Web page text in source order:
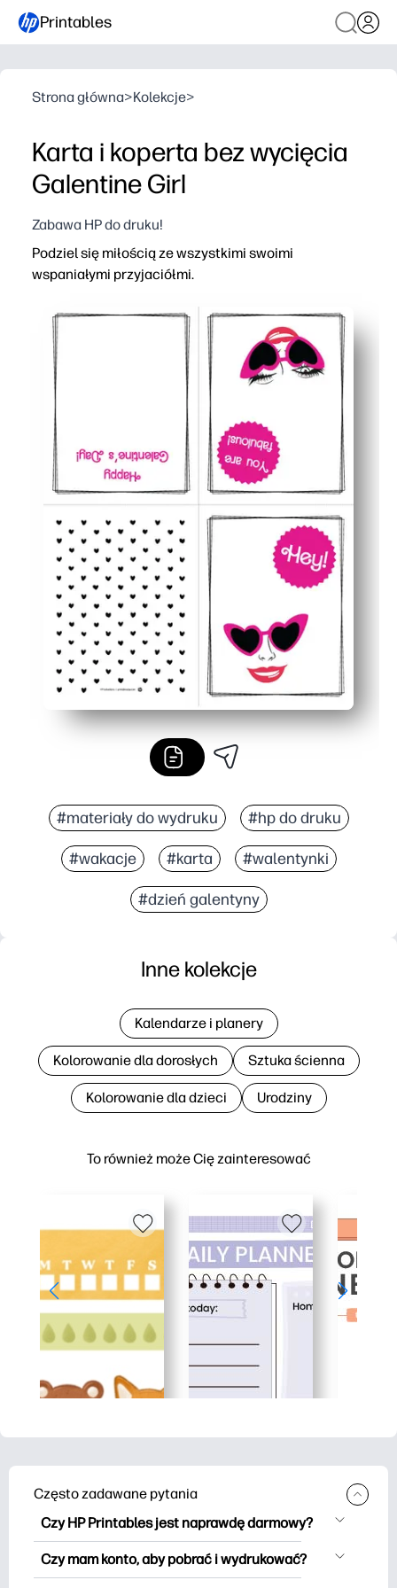
Printables
Strona główna>Kolekcje>
Karta i koperta bez wycięcia
Galentine Girl
Zabawa HP do druku!
Podziel się miłością ze wszystkimi swoimi
wspaniałymi przyjaciółmi.
#materiały do wydruku #hp do druku
#wakacje #karta #walentynki
#dzień galentyny
To również może Cię zainteresować
Inne kolekcje
Kalendarze i planery
Kolorowanie dla dorosłych Sztuka ścienna
Kolorowanie dla dzieci Urodziny
Często zadawane pytania
Czy HP Printables jest naprawdę darmowy?
HP Printables oferuje ponad 2500
materiałów do wydrukowania do
Czy mam konto, aby pobrać i wydrukować?